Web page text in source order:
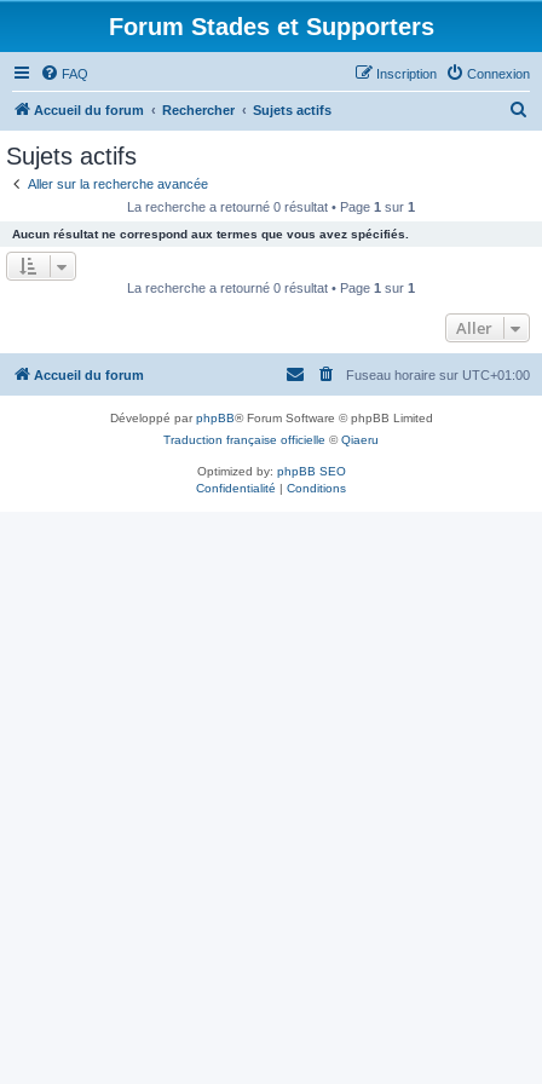
Forum Stades et Supporters
FAQ Connexion
Inscription
Accueil du forum Rechercher Sujets actifs
e
r
Sujets actifs
Aller sur la recherche avancée
La recherche a retourné 0 résultat • Page 1 sur 1
Aucun résultat ne correspond aux termes que vous avez spécifiés.
La recherche a retourné 0 résultat • Page 1 sur 1
Aller
Accueil du forum Fuseau horaire sur UTC+01:00
Développé parphpBB® Forum Software © phpBB Limited
Traduction française officielle ©Qiaeru
Optimized by: phpBB SEO
Confidentialité | Conditions